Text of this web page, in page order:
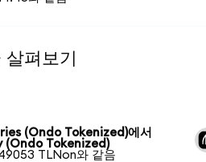
펴보기
(Ondo Tokenized)에서
(Ondo Tokenized)
TLNon와 같음